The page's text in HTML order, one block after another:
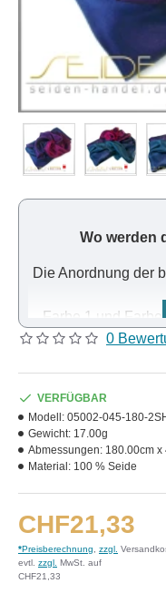
Wo werden
Die Anordnung der
Farbe 1 und Farbe
Laufrichtung des
0
CHF21,33
*Preisberechnung zzgl.
evtl. zzgl. MwSt. auf
CHF21,33
VERFÜGBAR
Modell: 05002-045-180-
Gewicht: 17.00g
Abmessungen: 180.00cm x
Material: 100 % Seide